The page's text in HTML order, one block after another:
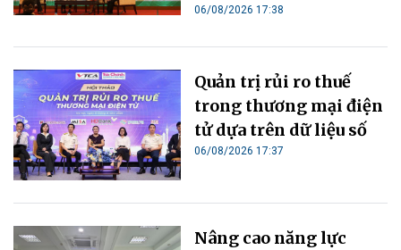
06/08/2026 17:38
Quản trị rủi ro thuế
trong thương mại điện
tử dựa trên dữ liệu số
06/08/2026 17:37
Nâng cao năng lực